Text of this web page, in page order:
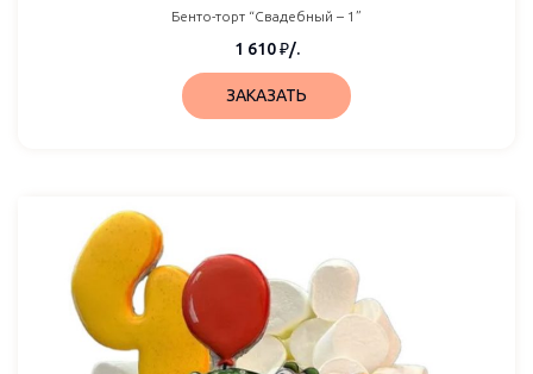
Бенто-торт “Свадебный – 1”
1 610₽/.
ЗАКАЗАТЬ